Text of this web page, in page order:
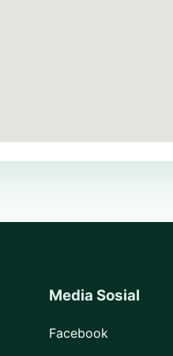
Media Sosial
Facebook